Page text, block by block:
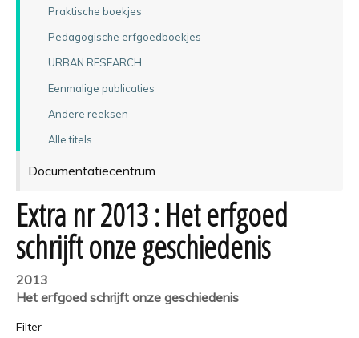
Praktische boekjes
Pedagogische erfgoedboekjes
URBAN RESEARCH
Eenmalige publicaties
Andere reeksen
Alle titels
Documentatiecentrum
Extra nr 2013 : Het erfgoed
schrijft onze geschiedenis
2013
Het erfgoed schrijft onze geschiedenis
Filter